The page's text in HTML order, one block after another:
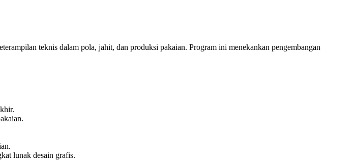
teknis dalam pola, jahit, dan produksi pakaian. Program ini menekankan pengembangan
lunak desain grafis.